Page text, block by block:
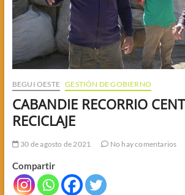
BEGUI OESTE GESTIÓN DE GOBIERNO
CABANDIE RECORRIO
RECICLAJE
30 de agosto de 2021 No hay comentarios
Compartir